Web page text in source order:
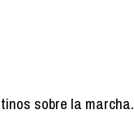
sobre la marcha.